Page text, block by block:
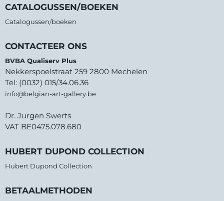
CATALOGUSSEN/BOEKEN
Catalogussen/boeken
CONTACTEER ONS
BVBA Qualiserv Plus
Nekkerspoelstraat 259 2800 Mechelen
Tel: (0032) 015/34.06.36
info@belgian-art-gallery.be
Dr. Jurgen Swerts
VAT BE0475.078.680
HUBERT DUPOND COLLECTION
Hubert Dupond Collection
BETAALMETHODEN